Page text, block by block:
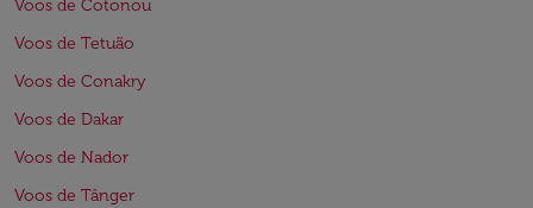
Voos de Cotonou
Voos de Tetuão
Voos de Conakry
Voos de Dakar
Voos de Nador
Voos de Tânger